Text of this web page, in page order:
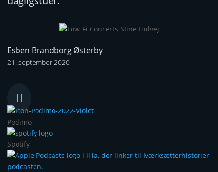
Esben Brandborg Østerby
21. september 2020

Podimo
Spotify